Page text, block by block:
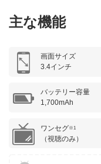
主な機能
画面サイズ
3.4インチ
バッテリー容量
1,700mAh
ワンセグ※1
（視聴のみ）